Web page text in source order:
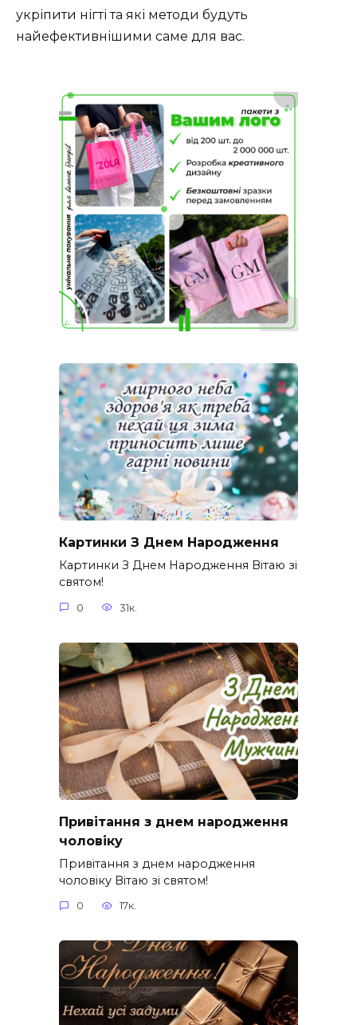
укріпити нігті та які методи будуть
найефективнішими саме для вас.
Картинки З Днем Народження
Картинки З Днем Народження Вітаю зі
святом!
0 31к.
Привітання з днем народження
чоловіку
Привітання з днем народження
чоловіку Вітаю зі святом!
0 17к.